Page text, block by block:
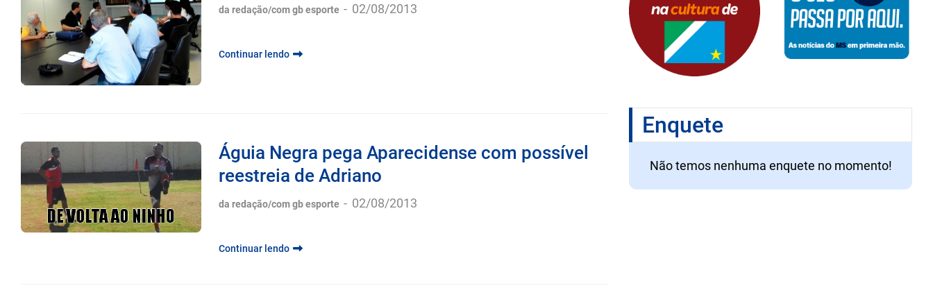
da redação/com gb esporte 02/08/2013
Continuar lendo
Águia Negra pega Aparecidense com possível
reestreia de Adriano
da redação/com gb esporte 02/08/2013
Continuar lendo
Enquete
Não temos nenhuma enquete no momento!